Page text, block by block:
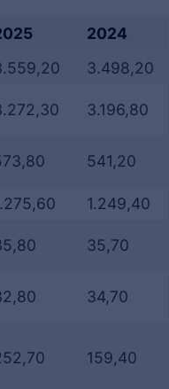
2024
3.498,20
3.196,80
541,20
1.249,40
35,70
34,70
159,40